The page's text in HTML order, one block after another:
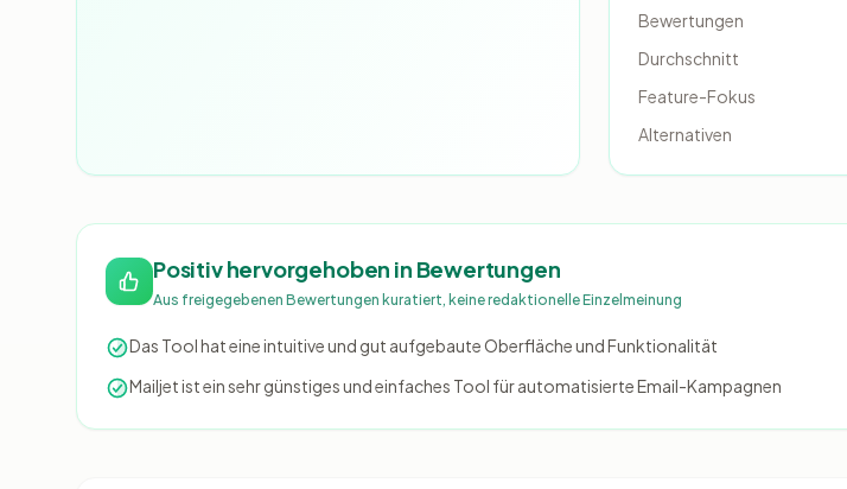
Bewertungen
Durchschnitt
Feature-Fokus
Alternativen
Positiv hervorgehoben in Bewertungen
Aus freigegebenen Bewertungen kuratiert, keine redaktionelle Einzelmeinung
Das Tool hat eine intuitive und gut aufgebaute Oberfläche und Funktionalität
Mailjet ist ein sehr günstiges und einfaches Tool für automatisierte Email-Kampagnen